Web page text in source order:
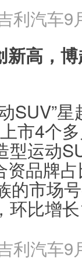
利汽车9
高，
SUV”
市4个
型运动
资品牌
的市场
环比增
利汽车9